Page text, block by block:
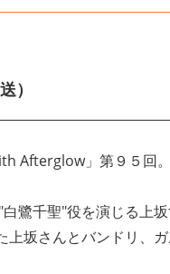
）
Afterglow」第９５回。
白鷺千聖"役を演じる上
上坂さんとバンドリ、